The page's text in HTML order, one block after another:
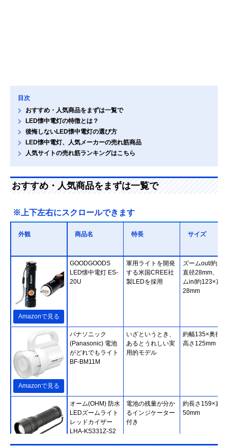
目次
おすすめ・人気商品をまずは一覧で
LED懐中電灯の特徴とは？
後悔しないLED懐中電灯の選び方
LED懐中電灯、人気メーカーの売れ筋商品
人気サイトの売れ筋ランキングはこちら
おすすめ・人気商品をまずは一覧で
※上下左右にスクロールできます
外観 商品名 特長 サイズ
Amazonで見る
GOODGOODS
LED懐中電灯 ES-
20U
軍用ライトを開発
する米国CREE社
製LEDを採用
ズームout/約
直径28mm、ズ
ムin/約123×直径
28mm
Amazonで見る
‎パナソニック
(Panasonic) 電池
がどれでもライト
BF-BM11M
いざというとき、
あるとうれしい実
用的モデル
約幅135×奥行
高さ125mm
オーム(OHM) 防水
LEDズームライト
レッドカイザー
LHA-KS331Z-S2
電池の残量が分か
るインジケーター
付き
約長さ159×直径
50mm